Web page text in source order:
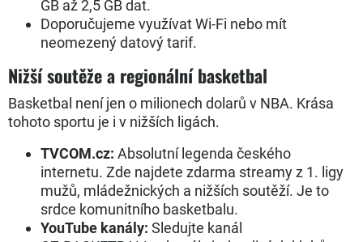
GB až 2,5 GB dat.
Doporučujeme využívat Wi-Fi nebo mít
neomezený datový tarif.
Nižší soutěže a regionální basketbal
Basketbal není jen o milionech dolarů v NBA. Krása
tohoto sportu je i v nižších ligách.
TVCOM.cz: Absolutní legenda českého
internetu. Zde najdete zdarma streamy z 1. ligy
mužů, mládežnických a nižších soutěží. Je to
srdce komunitního basketbalu.
YouTube kanály: Sledujte kanál